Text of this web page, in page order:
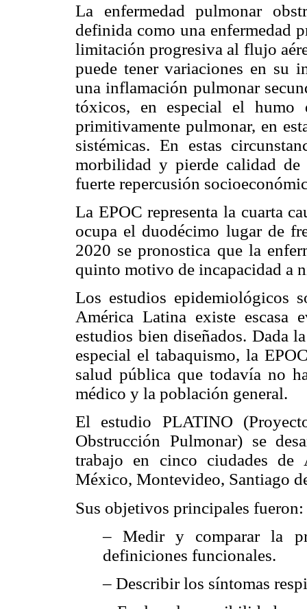
La enfermedad pulmonar
definida como una enfermedad
limitación progresiva al flujo
puede tener variaciones en su
una inflamación pulmonar
tóxicos, en especial el
primitivamente pulmonar, en
sistémicas. En estas
morbilidad y pierde calidad
fuerte repercusión
La EPOC representa la cuarta
ocupa el duodécimo lugar de
2020 se pronostica que la
quinto motivo de incapacidad a
Los estudios epidemiológicos
América Latina existe escasa
estudios bien diseñados. Dada
especial el tabaquismo, la
salud pública que todavía no
médico y la población general.
El estudio PLATINO
Obstrucción Pulmonar) se
trabajo en cinco ciudades de
México, Montevideo, Santiago
Sus objetivos principales fueron:
– Medir y comparar la
definiciones funcionales.
– Describir los síntomas